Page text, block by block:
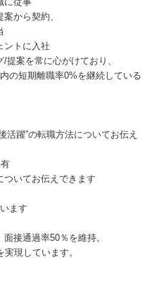
から契約、
ントに入社
案を常に心がけており、
の短期離職率0%を継続している
躍”の転職方法についてお伝え
いてお伝えできます
ます
接通過率50％を維持。
現しています。